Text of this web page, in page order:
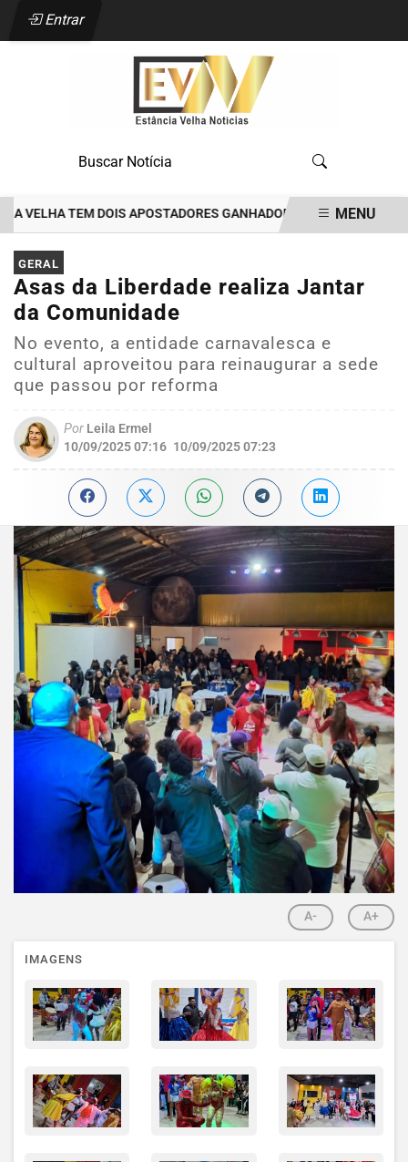
Entrar
VELHA TEM DOIS APOSTADORES GANHADORES DE PRÊMIOS DE
EM ALTA
MENU
GERAL
Asas da Liberdade realiza Jantar
da Comunidade
No evento, a entidade carnavalesca e
cultural aproveitou para reinaugurar a sede
que passou por reforma
Por Leila Ermel
10/09/2025 07:16 10/09/2025 07:23
A- A+
IMAGENS